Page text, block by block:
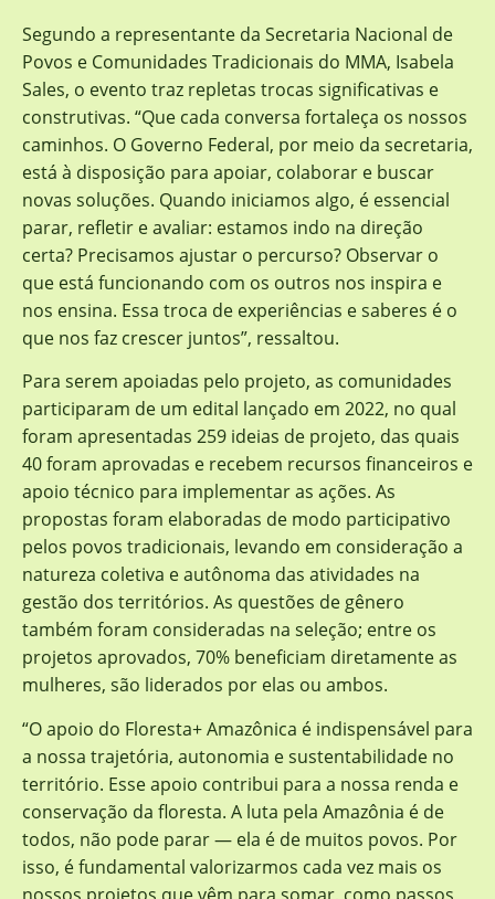
Segundo a representante da Secretaria Nacional de
Povos e Comunidades Tradicionais do MMA, Isabela
Sales, o evento traz repletas trocas significativas e
construtivas. “Que cada conversa fortaleça os nossos
caminhos. O Governo Federal, por meio da secretaria,
está à disposição para apoiar, colaborar e buscar
novas soluções. Quando iniciamos algo, é essencial
parar, refletir e avaliar: estamos indo na direção
certa? Precisamos ajustar o percurso? Observar o
que está funcionando com os outros nos inspira e
nos ensina. Essa troca de experiências e saberes é o
que nos faz crescer juntos”, ressaltou.
Para serem apoiadas pelo projeto, as comunidades
participaram de um edital lançado em 2022, no qual
foram apresentadas 259 ideias de projeto, das quais
40 foram aprovadas e recebem recursos financeiros e
apoio técnico para implementar as ações. As
propostas foram elaboradas de modo participativo
pelos povos tradicionais, levando em consideração a
natureza coletiva e autônoma das atividades na
gestão dos territórios. As questões de gênero
também foram consideradas na seleção; entre os
projetos aprovados, 70% beneficiam diretamente as
mulheres, são liderados por elas ou ambos.
“O apoio do Floresta+ Amazônica é indispensável para
a nossa trajetória, autonomia e sustentabilidade no
território. Esse apoio contribui para a nossa renda e
conservação da floresta. A luta pela Amazônia é de
todos, não pode parar — ela é de muitos povos. Por
isso, é fundamental valorizarmos cada vez mais os